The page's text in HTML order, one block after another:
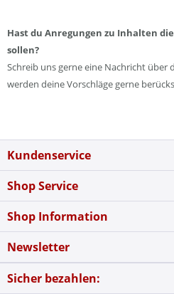
Hast du Anregungen zu Inhalten
sollen?
Schreib uns gerne eine Nachricht
werden deine Vorschläge gerne
Kundenservice
Shop Service
Shop Information
Newsletter
Sicher bezahlen: